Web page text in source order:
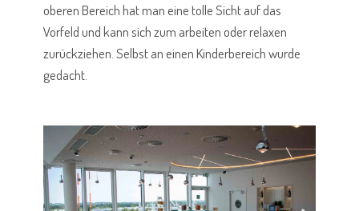
oberen Bereich hat man eine tolle Sicht auf das
Vorfeld und kann sich zum arbeiten oder relaxen
zurückziehen. Selbst an einen Kinderbereich wurde
gedacht.